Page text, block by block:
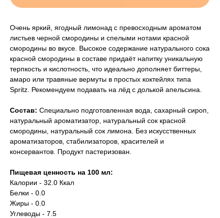
Очень яркий, ягодный лимонад с превосходным ароматом
листьев черной смородины и спелыми нотами красной
смородины во вкусе. Высокое содержание натурального сока
красной смородины в составе придаёт напитку уникальную
терпкость и кислотность, что идеально дополняет биттеры,
амаро или травяные вермуты в простых коктейлях типа
Spritz. Рекомендуем подавать на лёд с долькой апельсина.
Состав: Специально подготовленная вода, сахарный сироп,
натуральный ароматизатор, натуральный сок красной
смородины, натуральный сок лимона. Без искусственных
ароматизаторов, стабилизаторов, красителей и
консервантов. Продукт пастеризован.
Пищевая ценность на 100 мл:
Калории - 32.0 Ккал
Белки - 0.0
Жиры - 0.0
Углеводы - 7.5